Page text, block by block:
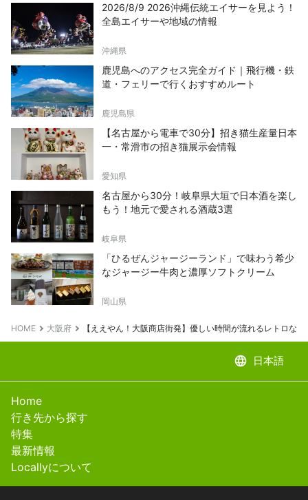
2026/8/9 2026沖縄伝統エイサーを見よう！
全島エイサーや地域の情報
沖縄県
鹿児島へのアクセス完全ガイド｜飛行機・鉄
道・フェリーで行くおすすめルート
鹿児島県
【名古屋から電車で30分】招き猫生産量日本
一・常滑市の招き猫展示会情報
愛知県
名古屋から30分！岐阜県大垣で日本酒を楽し
もう！地元で愛される酒蔵3選
岐阜県
「ひるぜんジャージーランド」で味わう希少
なジャージー牛肉と濃厚ソフトクリーム
岡山県
HOME 大阪府 【ええやん！大阪商店街発】優しい時間が流れるレトロな
language 日本語
Home
行き先から探す
特集
最新情報
Locallyについて